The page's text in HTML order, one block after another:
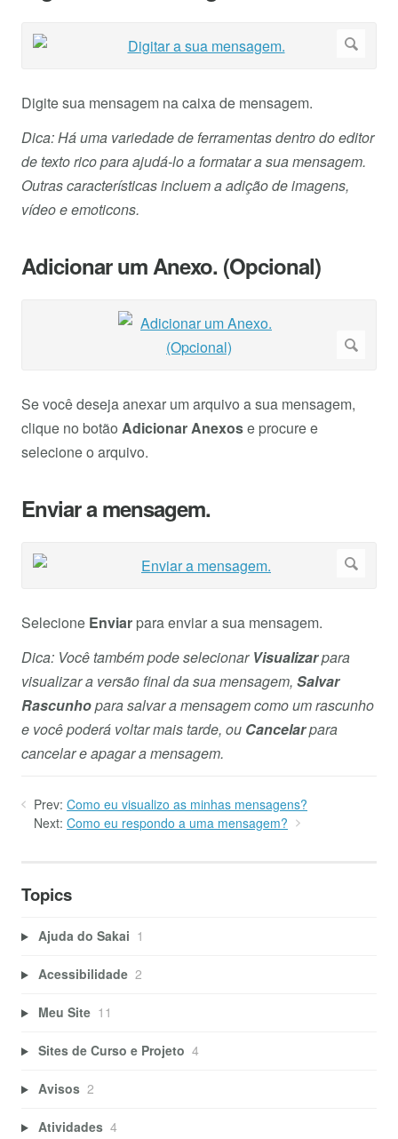
Digite sua mensagem na caixa de mensagem.
Dica: Há uma variedade de ferramentas dentro do editor
de texto rico para ajudá-lo a formatar a sua mensagem.
Outras características incluem a adição de imagens,
vídeo e emoticons.
Adicionar um Anexo. (Opcional)
Se você deseja anexar um arquivo a sua mensagem,
clique no botão Adicionar Anexose procure e
selecione o arquivo.
Enviar a mensagem.
Selecione Enviar para enviar a sua mensagem.
Dica: Você também pode selecionar Visualizarpara
visualizar a versão final da sua mensagem, Salvar
Rascunhopara salvar a mensagem como um rascunho
e você poderá voltar mais tarde, ou Cancelarpara
cancelar e apagar a mensagem.
Prev: Como eu visualizo as minhas mensagens?
Next: Como eu respondo a uma mensagem?
Topics
Ajuda do Sakai 1
Acessibilidade 2
Meu Site 11
Sites de Curso e Projeto 4
Avisos 2
Atividades 4